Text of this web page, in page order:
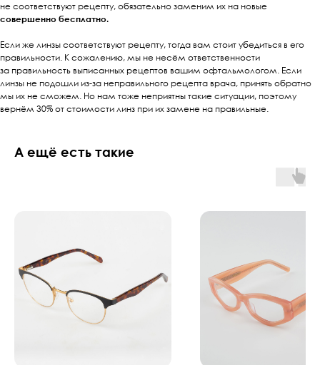
не соответствуют рецепту, обязательно заменим их на новые
совершенно бесплатно.
Если же линзы соответствуют рецепту, тогда вам стоит убедиться в его
правильности. К сожалению, мы не несём ответственности
за правильность выписанных рецептов вашим офтальмологом. Если
линзы не подошли из-за неправильного рецепта врача, принять обратно
мы их не сможем. Но нам тоже неприятны такие ситуации, поэтому
вернём 30% от стоимости линз при их замене на правильные.
А ещё есть такие